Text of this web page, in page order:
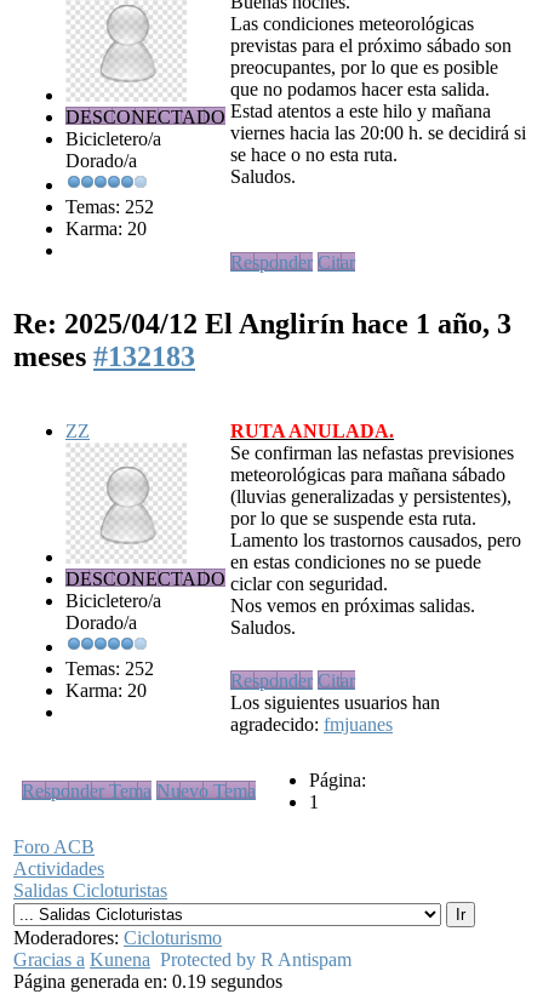
DESCONECTADO
Bicicletero/a
Dorado/a
Temas: 252
Karma: 20
Las condiciones meteorológicas
previstas para el próximo sábado son
preocupantes, por lo que es posible
que no podamos hacer esta salida.
Estad atentos a este hilo y mañana
viernes hacia las 20:00 h. se decidirá si
se hace o no esta ruta.
Saludos.
Responder Citar
Re: 2025/04/12 El Anglirín hace 1 año, 3
meses #132183
ZZ
DESCONECTADO
Bicicletero/a
Dorado/a
Temas: 252
Karma: 20
RUTA ANULADA.
Se confirman las nefastas previsiones
meteorológicas para mañana sábado
(lluvias generalizadas y persistentes),
por lo que se suspende esta ruta.
Lamento los trastornos causados, pero
en estas condiciones no se puede
ciclar con seguridad.
Nos vemos en próximas salidas.
Saludos.
Responder Citar
Los siguientes usuarios han
agradecido: fmjuanes
Responder Tema Nuevo Tema
Página:
1
Foro ACB
Actividades
Salidas Cicloturistas
Moderadores: Cicloturismo
Gracias a Kunena Protected by R Antispam
Página generada en: 0.19 segundos